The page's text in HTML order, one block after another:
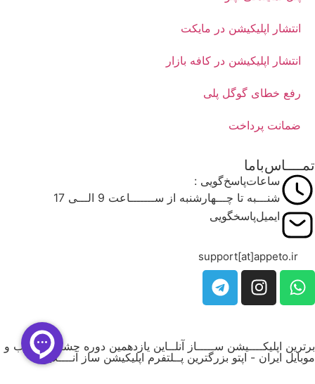
انتشار اپلیکیشن در مایکت
انتشار اپلیکیشن در کافه بازار
رفع خطای گوگل پلی
ضمانت پرداخت
تمــــاس‌باما
ساعات‌پاسخ‌گویی :
شنـــبه تا چـــهارشنبه از ســـــــاعت 9 الـــی 17
ایمیل‌پاسخگویی
support[at]appeto.ir
برترین اپلیکــــیشن ســـــاز آنلــاین یازدهمین دوره جشــنواره وب و
موبایل ایران - اپتو بزرگترین پــلتفرم اپلیکیشن ساز آنــــلاین